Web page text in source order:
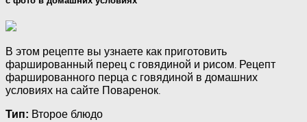
В этом рецепте вы узнаете как приготовить
фаршированный перец с говядиной и рисом. Рецепт
фаршированного перца с говядиной в домашних
условиях на сайте Поваренок.
Тип: Второе блюдо